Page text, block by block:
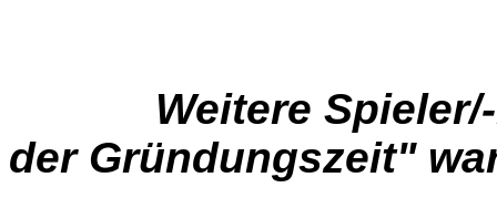
Weitere
der Gründungszeit"